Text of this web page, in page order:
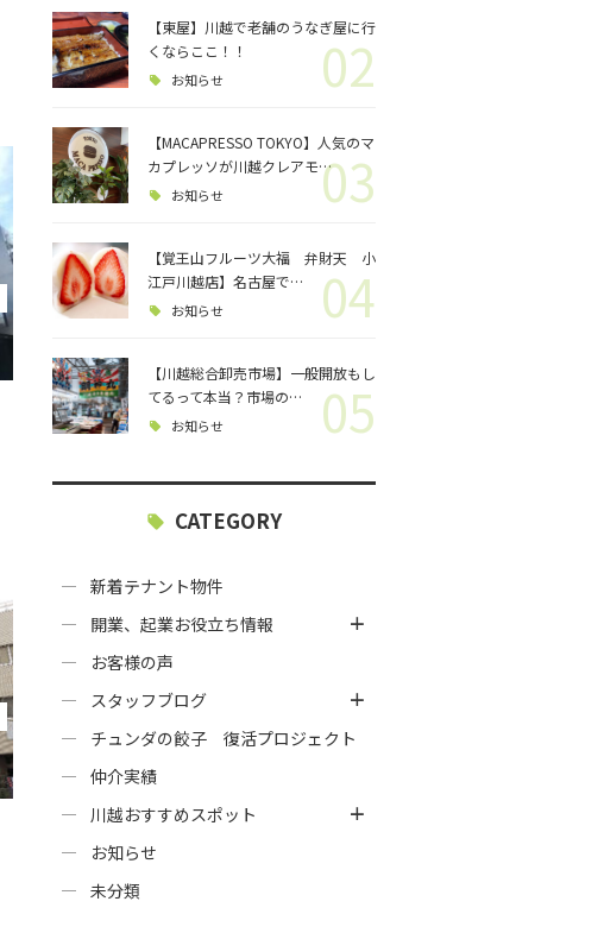
【東屋】川越で老舗のうなぎ屋に行
くならここ！！
お知らせ 02
【MACAPRESSO TOKYO】人気のマ
カプレッソが川越クレアモ…
お知らせ 03
【覚王山フルーツ大福 弁財天 小
江戸川越店】名古屋で…
お知らせ 04
【川越総合卸売市場】一般開放もし
てるって本当？市場の…
お知らせ 05
CATEGORY
新着テナント物件
開業、起業お役立ち情報
お客様の声
スタッフブログ
チュンダの餃子 復活プロジェクト
仲介実績
川越おすすめスポット
お知らせ
未分類